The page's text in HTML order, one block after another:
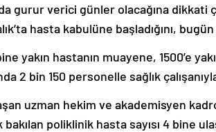
gurur verici günler olacağına dikkati
hasta kabulüne başladığını, bugün
yakın hastanın muayene, 1500’e
2 bin 150 personelle sağlık
uzman hekim ve akademisyen
bakılan poliklinik hasta sayısı 4 bine